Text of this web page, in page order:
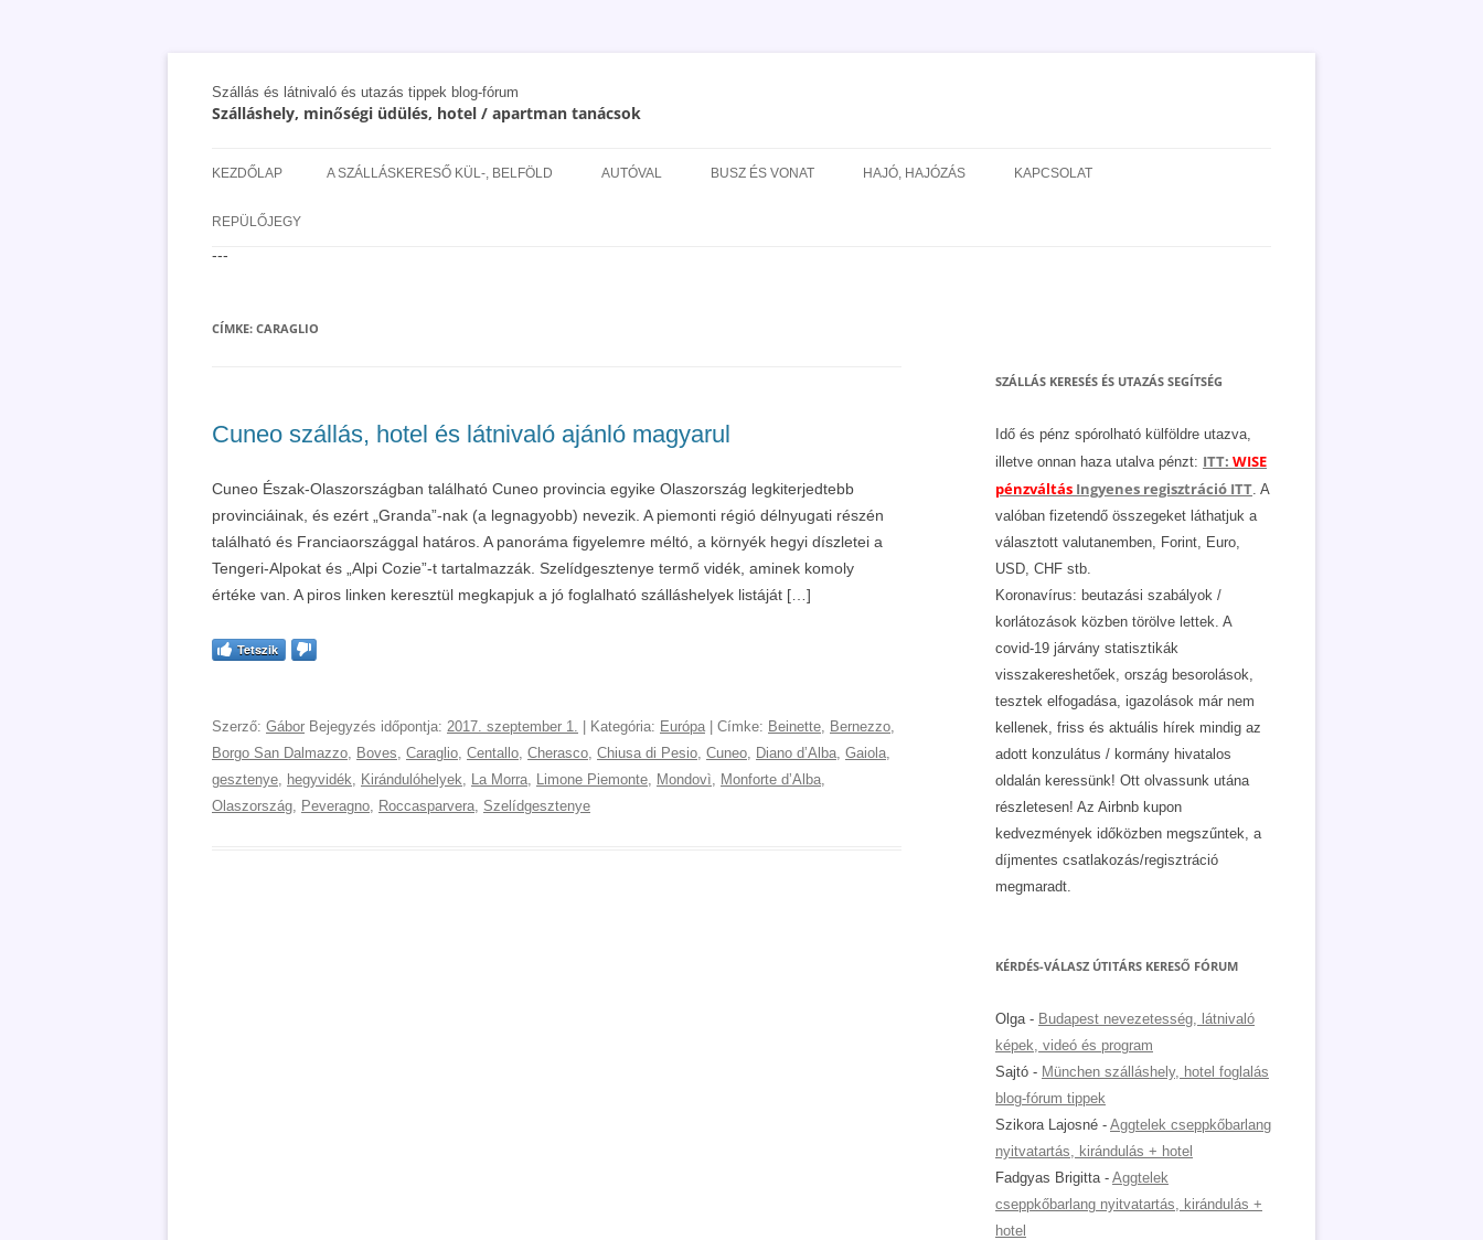
Szállás és látnivaló és utazás tippek blog-fórum
Szálláshely, minőségi üdülés, hotel / apartman tanácsok
a
KEZDŐLAP A SZÁLLÁSKERESŐ KÜL-, BELFÖLD AUTÓVAL BUSZ ÉS VONAT HAJÓ, HAJÓZÁS KAPCSOLAT
REPÜLŐJEGY
---
CÍMKE: CARAGLIO
Cuneo szállás, hotel és látnivaló ajánló magyarul
Cuneo Észak-Olaszországban található Cuneo provincia egyike Olaszország legkiterjedtebb
provinciáinak, és ezért „Granda”-nak (a legnagyobb) nevezik. A piemonti régió délnyugati részén
található és Franciaországgal határos. A panoráma figyelemre méltó, a környék hegyi díszletei a
Tengeri-Alpokat és „Alpi Cozie”-t tartalmazzák. Szelídgesztenye termő vidék, aminek komoly
értéke van. A piros linken keresztül megkapjuk a jó foglalható szálláshelyek listáját […]
Tetszik
Szerző: Gábor Bejegyzés időpontja: 2017. szeptember 1. | Kategória: Európa | Címke: Beinette, Bernezzo,
Borgo San Dalmazzo, Boves, Caraglio, Centallo, Cherasco, Chiusa di Pesio, Cuneo, Diano dʼAlba, Gaiola,
gesztenye, hegyvidék, Kirándulóhelyek, La Morra, Limone Piemonte, Mondovì, Monforte dʼAlba,
Olaszország, Peveragno, Roccasparvera, Szelídgesztenye
SZÁLLÁS KERESÉS ÉS UTAZÁS SEGÍTSÉG
Idő és pénz spórolható külföldre utazva,
illetve onnan haza utalva pénzt: ITT: WISE
pénzváltás Ingyenes regisztráció ITT. A
valóban fizetendő összegeket láthatjuk a
választott valutanemben, Forint, Euro,
USD, CHF stb.
Koronavírus: beutazási szabályok /
korlátozások közben törölve lettek. A
covid-19 járvány statisztikák
visszakereshetőek, ország besorolások,
tesztek elfogadása, igazolások már nem
kellenek, friss és aktuális hírek mindig az
adott konzulátus / kormány hivatalos
oldalán keressünk! Ott olvassunk utána
részletesen! Az Airbnb kupon
kedvezmények időközben megszűntek, a
díjmentes csatlakozás/regisztráció
megmaradt.
KÉRDÉS-VÁLASZ ÚTITÁRS KERESŐ FÓRUM
Olga- Budapest nevezetesség, látnivaló
képek, videó és program
Sajtó - München szálláshely, hotel foglalás
blog-fórum tippek
Szikora Lajosné - Aggtelek cseppkőbarlang
nyitvatartás, kirándulás + hotel
Fadgyas Brigitta- Aggtelek
cseppkőbarlang nyitvatartás, kirándulás +
hotel